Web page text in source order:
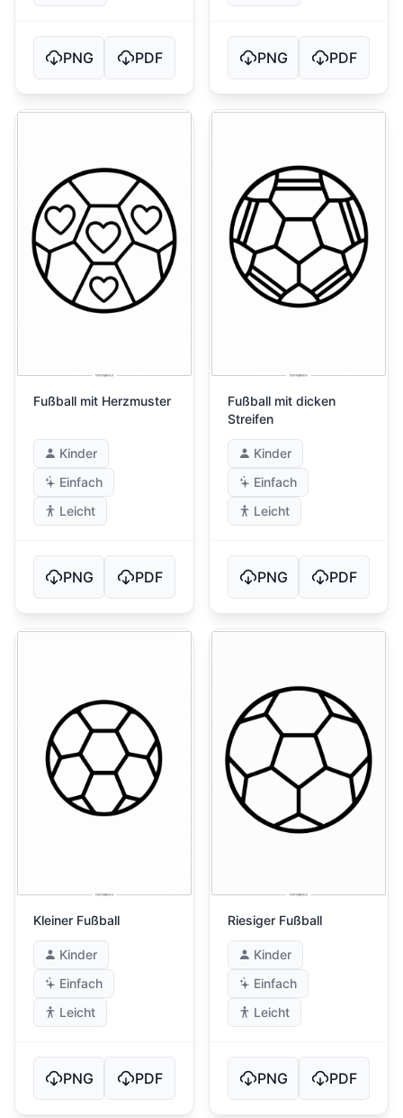
PNG PDF PNG PDF
Fußball mit Herzmuster
Kinder
Einfach
Leicht
PNG PDF
Fußball mit dicken
Streifen
Kinder
Einfach
Leicht
PNG PDF
Kleiner Fußball
Kinder
Einfach
Leicht
PNG PDF
Riesiger Fußball
Kinder
Einfach
Leicht
PNG PDF